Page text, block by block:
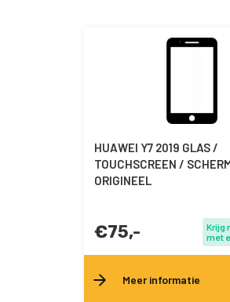
HUAWEI Y7 2019 GLAS /
TOUCHSCREEN /
ORIGINEEL
€75,-
Krijg
met
Meer informatie